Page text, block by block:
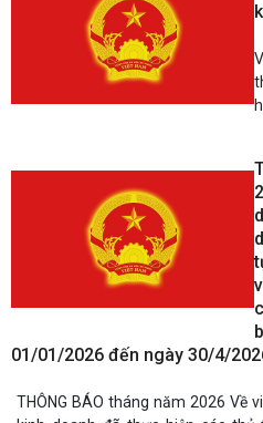
01/01/2026 đến ngày 30/4/
THÔNG BÁO tháng năm 2026 Về